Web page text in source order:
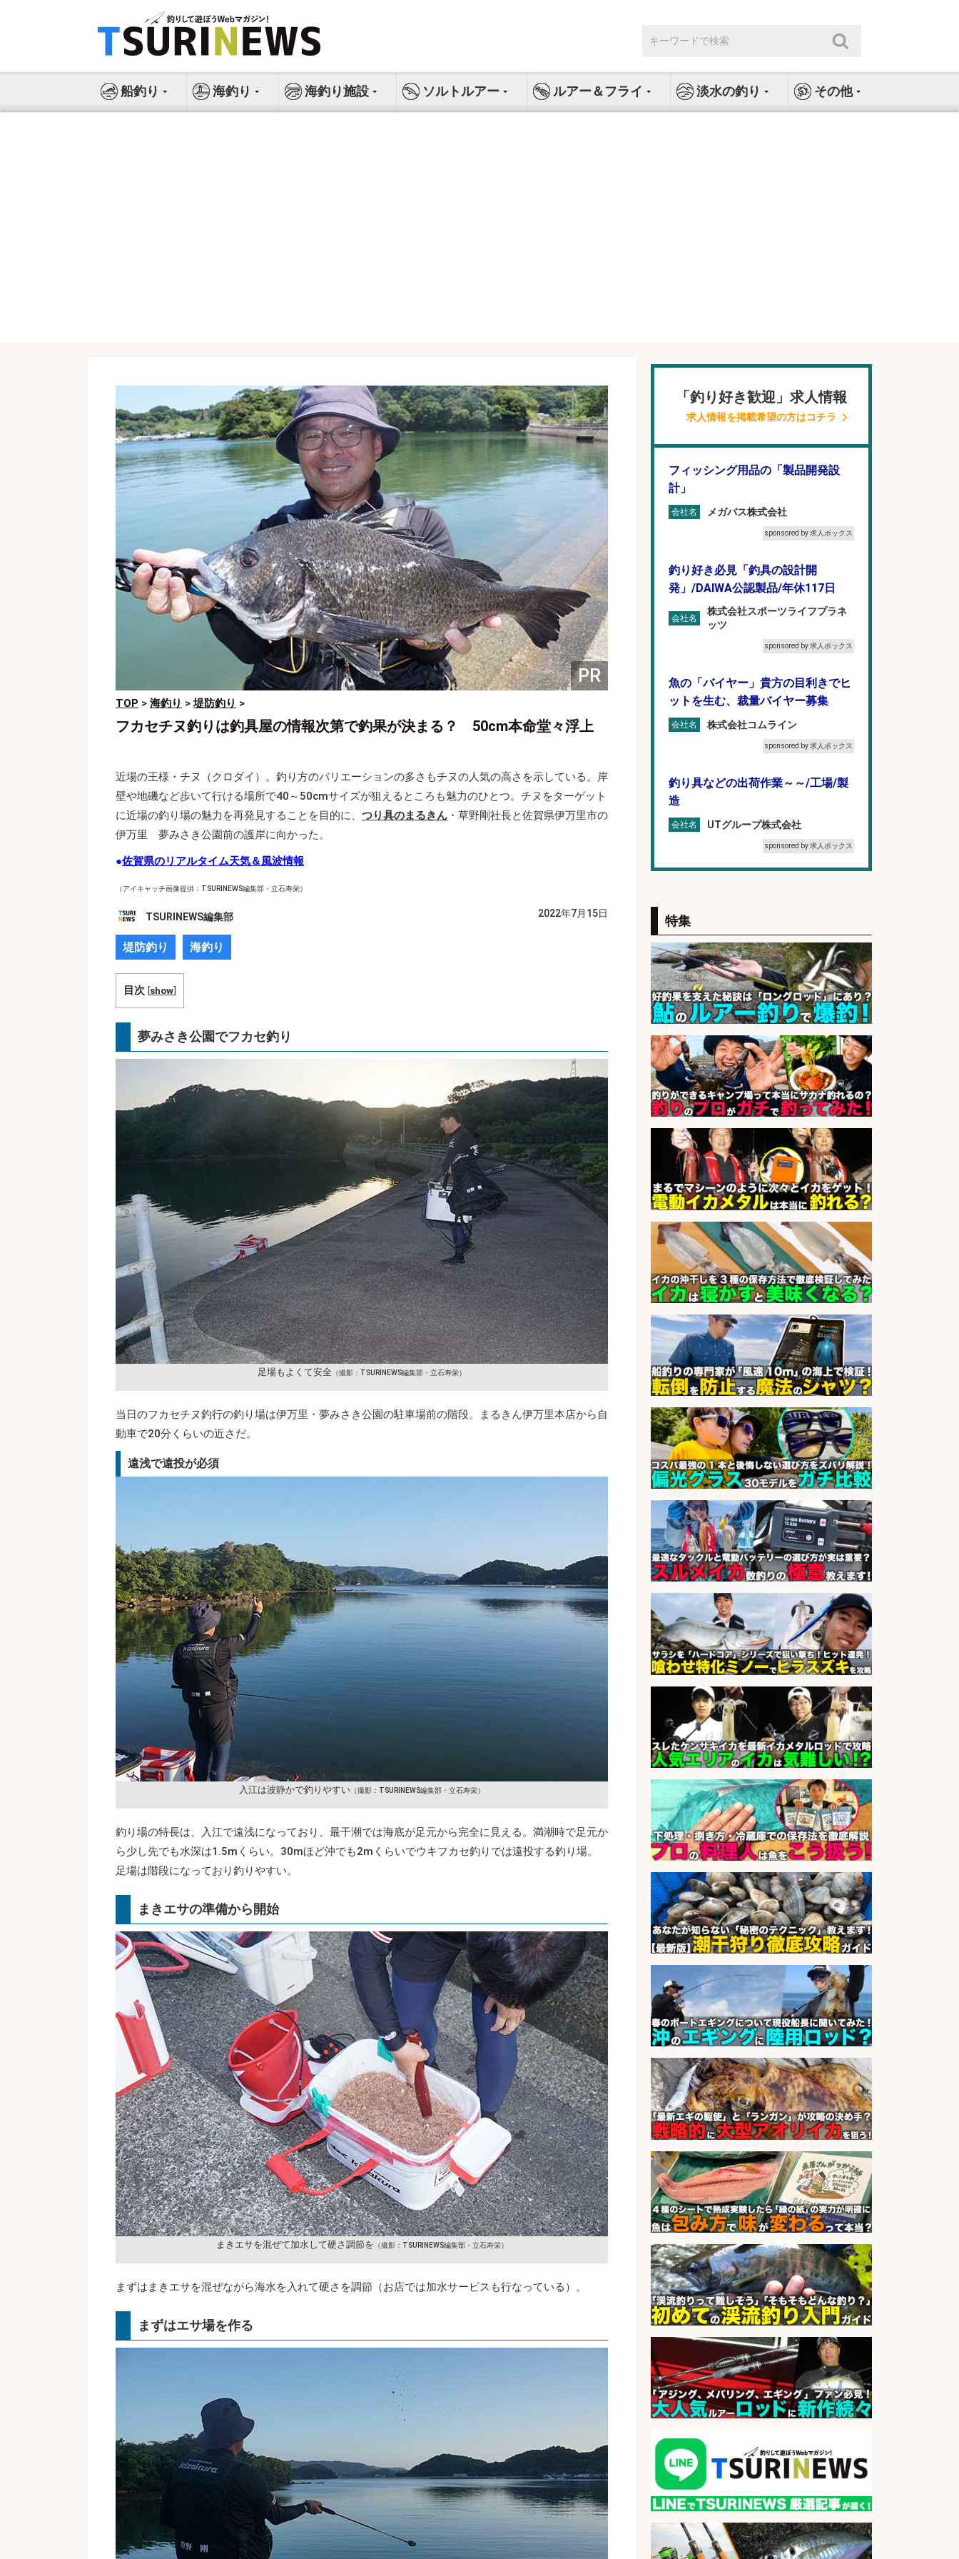
ス
索:
船釣り 海釣り 海釣り施設 ソルトルアー ルアー＆フライ 淡水の釣り その他
PR
TOP > 海釣り >堤防釣り >
フカセチヌ釣りは釣具屋の情報次第で釣果が決まる？ 50cm本命堂々浮上
近場の王様・チヌ（クロダイ）。釣り方のバリエーションの多さもチヌの人気の高さを示している。岸
壁や地磯など歩いて行ける場所で40～50cmサイズが狙えるところも魅力のひとつ。チヌをターゲット
に近場の釣り場の魅力を再発見することを目的に、 つり具のまるきん ・草野剛社長と佐賀県伊万里市の
伊万里 夢みさき公園前の護岸に向かった。
●佐賀県のリアルタイム天気＆風波情報
（アイキャッチ画像提供：TSURINEWS編集部・立石寿栄）
TSURINEWS編集部 2022年7月15日
堤防釣り 海釣り
目次 [show]
夢みさき公園でフカセ釣り
足場もよくて安全 （撮影：TSURINEWS編集部・立石寿栄）
当日のフカセチヌ釣行の釣り場は伊万里・夢みさき公園の駐車場前の階段。まるきん伊万里本店から自
動車で20分くらいの近さだ。
遠浅で遠投が必須
入江は波静かで釣りやすい （撮影：TSURINEWS編集部・立石寿栄）
釣り場の特長は、入江で遠浅になっており、最干潮では海底が足元から完全に見える。満潮時で足元か
ら少し先でも水深は1.5mくらい。30mほど沖でも2mくらいでウキフカセ釣りでは遠投する釣り場。
足場は階段になっており釣りやすい。
まきエサの準備から開始
まきエサを混ぜて加水して硬さ調節を （撮影：TSURINEWS編集部・立石寿栄）
まずはまきエサを混ぜながら海水を入れて硬さを調節（お店では加水サービスも行なっている）。
まずはエサ場を作る
「釣り好き歓迎」求人情報
求人情報を掲載希望の方はコチラ
フィッシング用品の「製品開発設
計」
会社名 メガバス株式会社
sponsored by 求人ボックス
釣り好き必見「釣具の設計開
発」/DAIWA公認製品/年休117日
会社名
株式会社スポーツライフプラネ
ッツ
sponsored by 求人ボックス
魚の「バイヤー」貴方の目利きでヒ
ットを生む、裁量バイヤー募集
会社名 株式会社コムライン
sponsored by 求人ボックス
釣り具などの出荷作業～～/工場/製
造
会社名 UTグループ株式会社
sponsored by 求人ボックス
会社名
sponsored by 求人ボックス
製造「組立・加工」/釣り具部品の
製造企業にてNC旋盤加工機の操作
日勤寮完備
会社名 フジアルテ株式会社
sponsored by 求人ボックス
レジカウンター/夕方勤務で時給UP
お釣りの計算不要の簡単レジ1日2時
間
会社名 オーケー株式会社
sponsored by 求人ボックス
魚の調理経験が活かせる「鮮魚加
工/食品工場スタッフ」
会社名 株式会社松屋フーズ
sponsored by 求人ボックス
レジカウンター/夕方勤務で時給UP
お釣りの計算不要の簡単レジ1日2時
間
会社名 オーケー株式会社
大手釣り具メーカー 電動リールの機
械設計/NX/44万～
会社名
パーソル エクセル HRパートナ
ーズ株式会社
sponsored by 求人ボックス
さらに求人情報を見る
特集